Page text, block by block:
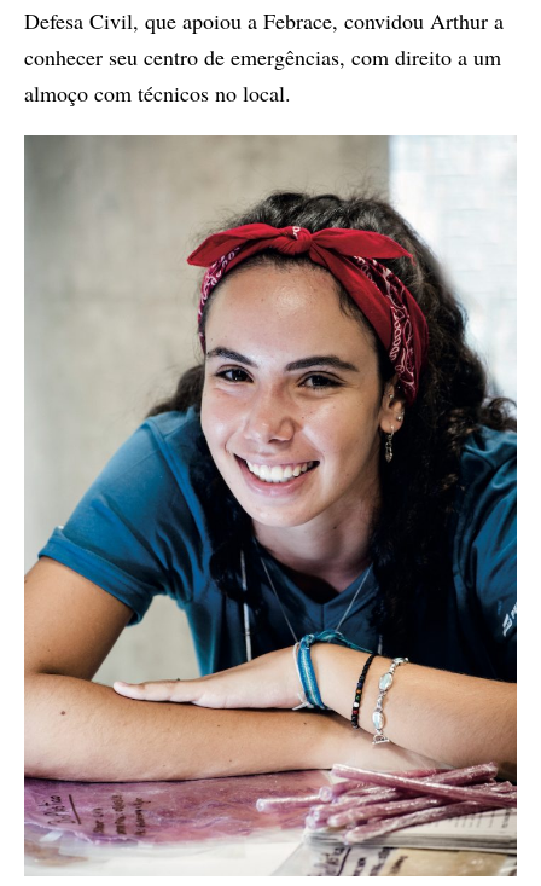
Defesa Civil, que apoiou a Febrace, convidou Arthur a
conhecer seu centro de emergências, com direito a um
almoço com técnicos no local.